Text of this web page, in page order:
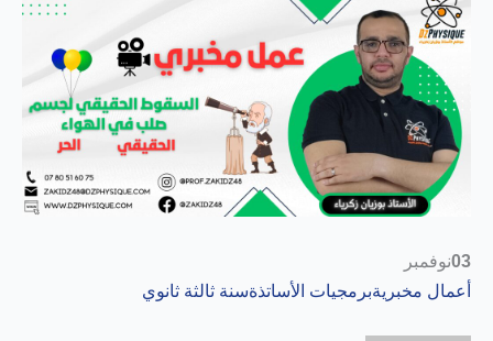
03نوفمبر
أعمال مخبريةبرمجيات الأساتذةسنة ثالثة ثانوي